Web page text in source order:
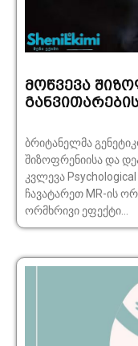
მოწვევა
ბრიტანელმა
შიზოფრენიისა და
კვლევა Psychological
ჩავატარეთ MR-ის
ორმხრივი ეფექტი...